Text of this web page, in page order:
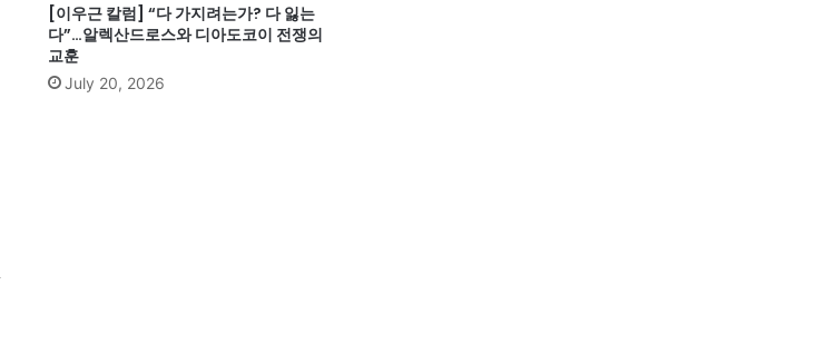
[이우근 칼럼] “다 가지려는가? 다 잃는
다”…알렉산드로스와 디아도코이 전쟁의
교훈
July 20, 2026